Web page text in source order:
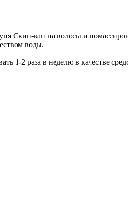
Скин-кап на волосы и
воды.
1-2 раза в неделю в качестве